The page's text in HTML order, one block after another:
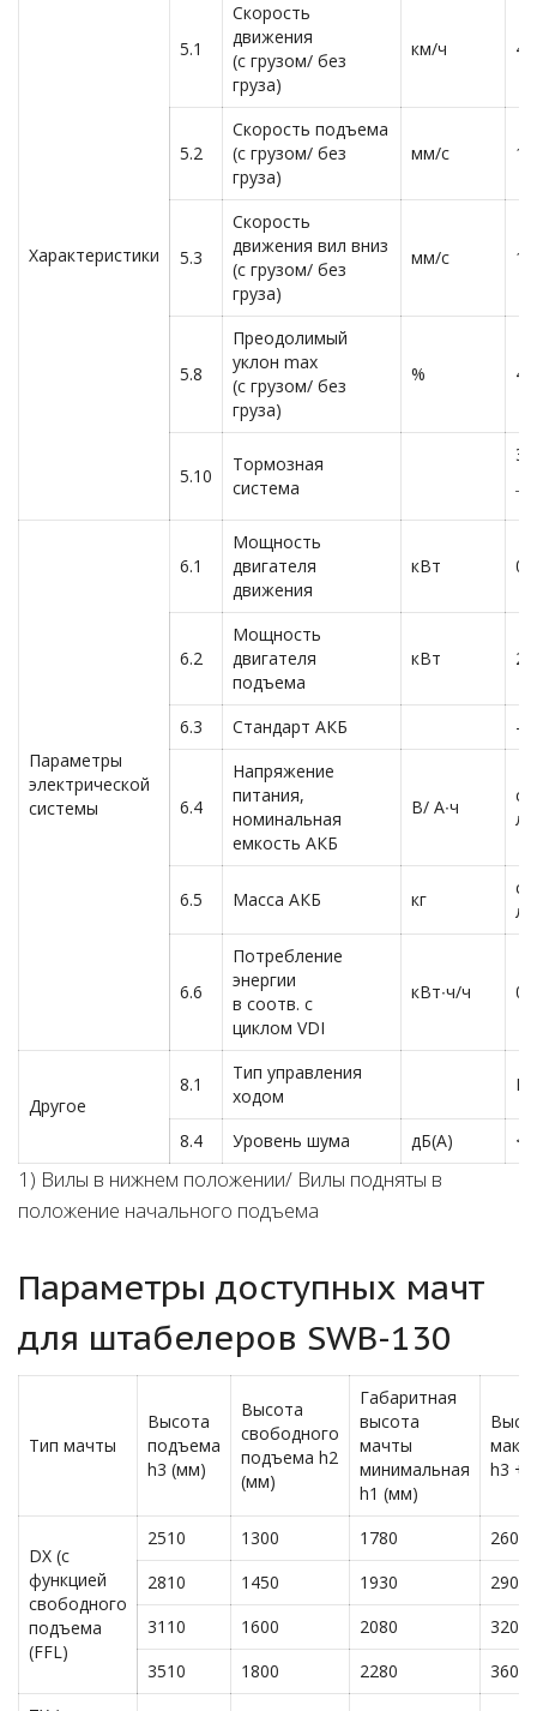
Характеристики
5.1
Скорость
движения
(с грузом/ без
груза)
км/ч
5.2
Скорость подъема
(с грузом/ без
груза)
мм/с
5.3
Скорость
движения вил вниз
(с грузом/ без
груза)
мм/с
5.8
Преодолимый
уклон max
(с грузом/ без
груза)
% 4/
5.10
Тормозная
система
Параметры
электрической
системы
6.1
Мощность
двигателя
движения
кВт
6.2
Мощность
двигателя
подъема
кВт
6.3 Стандарт АКБ —
6.4
Напряжение
питания,
номинальная
емкость АКБ
В/ А∙ч
6.5 Масса АКБ кг
6.6
Потребление
энергии
в соотв. с
циклом VDI
кВт∙ч/ч
Другое
8.1
Тип управления
ходом
8.4 Уровень шума дБ(A)
1) Вилы в нижнем положении/ Вилы подняты в
положение начального подъема
Параметры доступных мачт
для штабелеров SWB-130
Тип мачты
Высота
подъема
h3 (мм)
Высота
свободного
подъема h2
(мм)
Габаритная
высота
мачты
минимальная
h1 (мм)
h3 +
DX (с
функцией
свободного
подъема
(FFL)
2510 1300 1780
2600
2810
1450 1930
2900
3110
1600 2080
3200
3510
1800 2280
3600